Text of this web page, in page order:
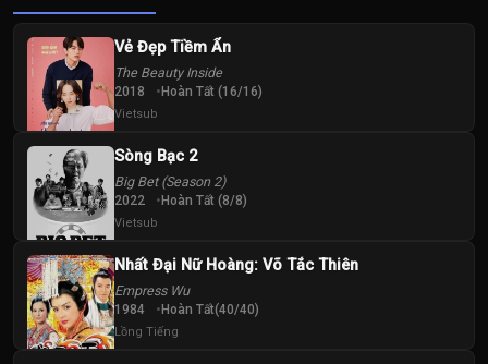
Vẻ Đẹp Tiềm Ẩn
The Beauty Inside
2018 Hoàn Tất (16/16)
Vietsub
Sòng Bạc 2
Big Bet (Season 2)
2022 Hoàn Tất (8/8)
Vietsub
Nhất Đại Nữ Hoàng: Võ Tắc Thiên
Empress Wu
1984 Hoàn Tất(40/40)
Lồng Tiếng